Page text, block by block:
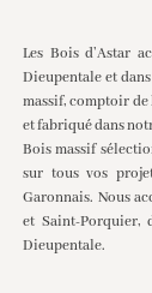
Les Bois d’Astar
Dieupentale et
massif, comptoir
et fabriqué dans
Bois massif
sur tous vos
Garonnais. Nous
etSaint-Porquier,
Dieupentale.